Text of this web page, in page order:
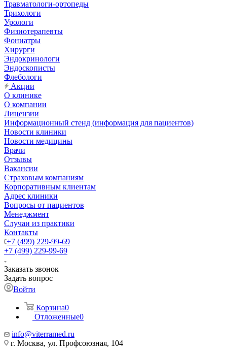
Травматологи-ортопеды
Трихологи
Урологи
Физиотерапевты
Фониатры
Хирурги
Эндокринологи
Эндоскописты
Флебологи
Акции
О клинике
О компании
Лицензии
Информационный стенд (информация для пациентов)
Новости клиники
Новости медицины
Врачи
Отзывы
Вакансии
Страховым компаниям
Корпоративным клиентам
Адрес клиники
Вопросы от пациентов
Менеджмент
Случаи из практики
Контакты
+7 (499) 229-99-69
+7 (499) 229-99-69
Заказать звонок
Задать вопрос
Войти
Корзина0
Отложенные0
info@viterramed.ru
г. Москва, ул. Профсоюзная, 104